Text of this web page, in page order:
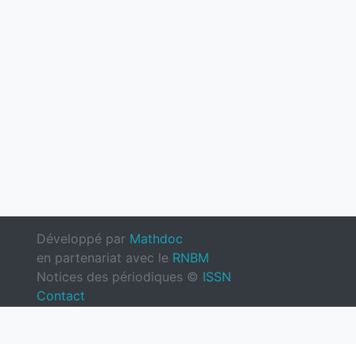
Développé par Mathdoc
en partenariat avec le RNBM
Notices des périodiques © ISSN
Contact